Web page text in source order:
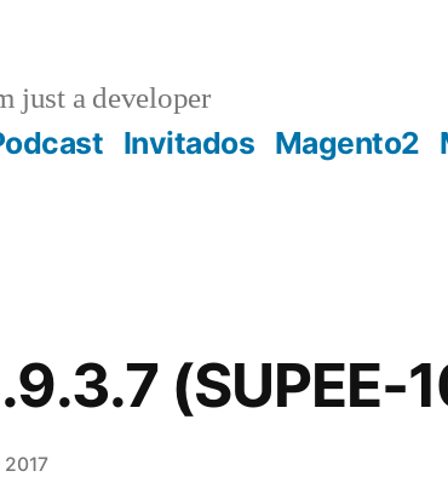
just a developer
Invitados Magento2
(SUPEE-